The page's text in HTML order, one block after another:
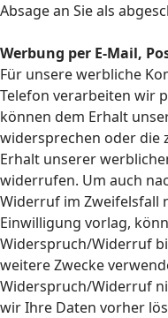
Absage an Sie als
Werbung per E-Mail,
Für unsere werbliche
Telefon verarbeiten wir
können dem Erhalt
widersprechen oder die
Erhalt unserer
widerrufen. Um auch
Widerruf im Zweifelsfall
Einwilligung vorlag,
Widerspruch/Widerruf
weitere Zwecke
Widerspruch/Widerruf
wir Ihre Daten vorher